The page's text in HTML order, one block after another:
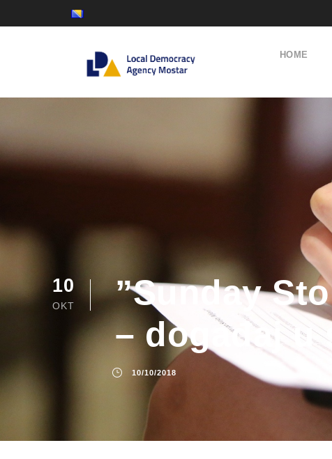
HOME
10
OKT
”Sunday
– događaj u
10/10/2018